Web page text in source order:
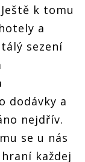
k tomu
a
sezení
dodávky a
nejdřív.
se u nás
každej